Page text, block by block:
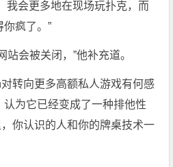
我会更多地在现场玩扑克，而
疯了。”
站会被关闭，”他补充道。
转向更多高额私人游戏有何感
为它已经变成了一种排他性
你认识的人和你的牌桌技术一